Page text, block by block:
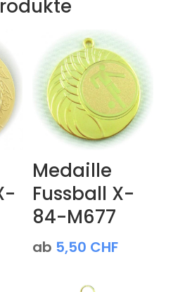
Medaille
Fussball X-
84-M677
ab 5,50 CHF